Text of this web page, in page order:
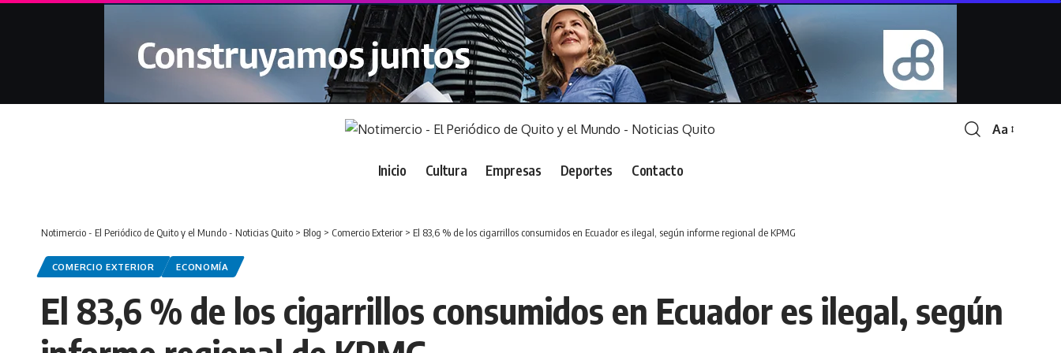
Font
Aa
Inicio Cultura Empresas Deportes Contacto
Notimercio - El Periódico de Quito y el Mundo - Noticias Quito > Blog > Comercio Exterior > El 83,6 % de los cigarrillos consumidos en Ecuador es ilegal, según informe regional de KPMG
COMERCIO EXTERIOR ECONOMÍA
El 83,6 % de los cigarrillos consumidos en Ecuador es ilegal, según